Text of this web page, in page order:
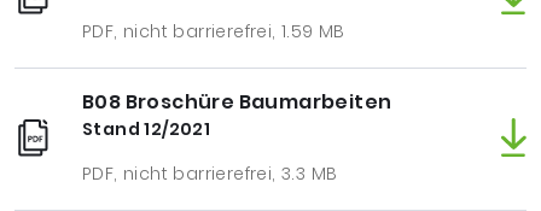
PDF, nicht barrierefrei, 1.59 MB
B08 Broschüre Baumarbeiten
Stand 12/2021
PDF, nicht barrierefrei, 3.3 MB